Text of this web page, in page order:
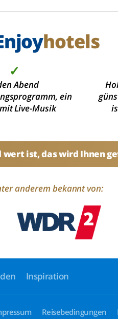
hotels
✓
Abend
ein
Live-Musik
wert ist, das wird Ihnen
anderem bekannt von:
Inspiration
Reisebedingungen